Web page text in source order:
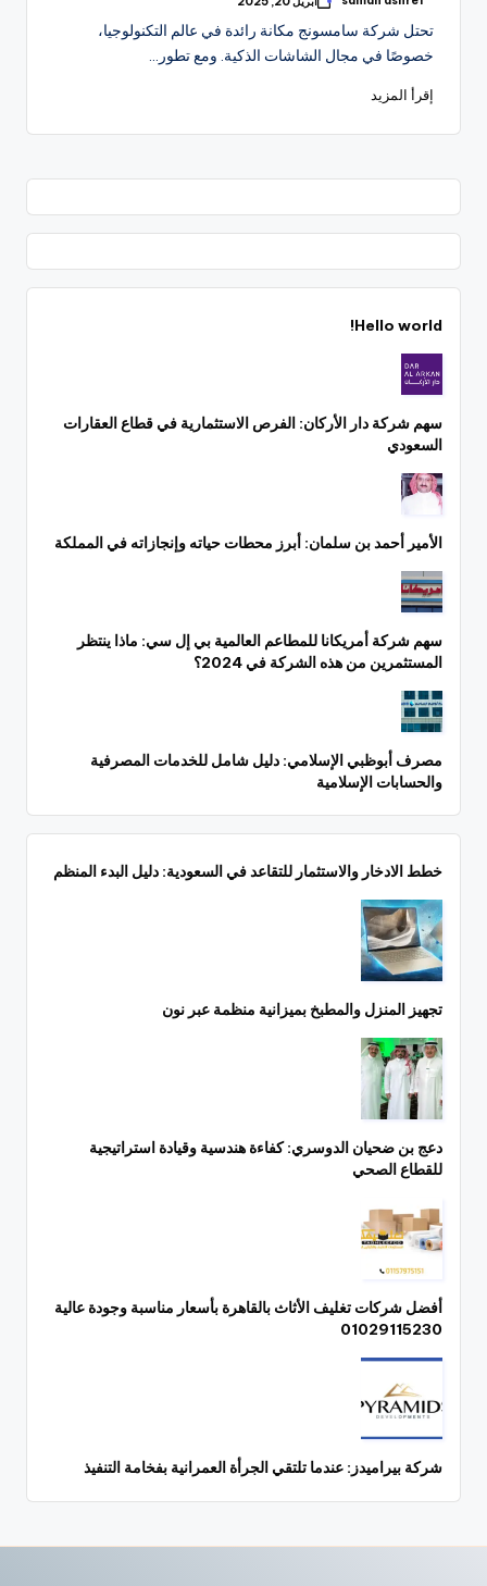
تمّ
بواسطة
تحتل شركة سامسونج مكانة رائدة في عالم التكنولوجيا،
خصوصًا في مجال الشاشات الذكية. ومع تطور…
إقرأ المزيد
Hello world!
سهم شركة دار الأركان: الفرص الاستثمارية في قطاع العقارات
السعودي
الأمير أحمد بن سلمان: أبرز محطات حياته وإنجازاته في المملكة
سهم شركة أمريكانا للمطاعم العالمية بي إل سي: ماذا ينتظر
المستثمرين من هذه الشركة في 2024؟
مصرف أبوظبي الإسلامي: دليل شامل للخدمات المصرفية
والحسابات الإسلامية
خطط الادخار والاستثمار للتقاعد في السعودية: دليل البدء المنظم
تجهيز المنزل والمطبخ بميزانية منظمة عبر نون
دعج بن ضحيان الدوسري: كفاءة هندسية وقيادة استراتيجية
للقطاع الصحي
أفضل شركات تغليف الأثاث بالقاهرة بأسعار مناسبة وجودة عالية
01029115230
شركة بيراميدز: عندما تلتقي الجرأة العمرانية بفخامة التنفيذ